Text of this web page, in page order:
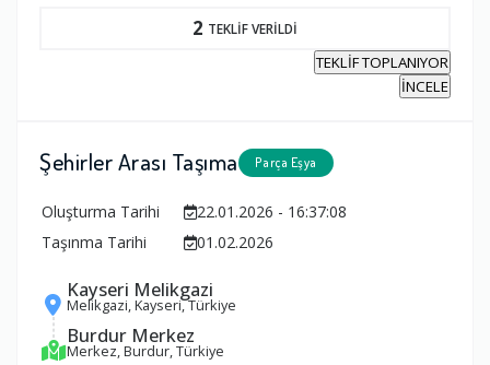
2 TEKLİF VERİLDİ
TEKLİF TOPLANIYOR
İNCELE
Şehirler Arası Taşıma Parça Eşya
Oluşturma Tarihi
22.01.2026 - 16:37:08
Taşınma Tarihi
01.02.2026
Kayseri Melikgazi
Melikgazi, Kayseri, Türkiye
Burdur Merkez
Merkez, Burdur, Türkiye